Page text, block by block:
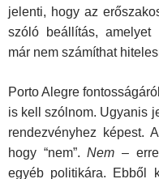
jelenti, hogy az
szóló beállítás, amelyet
már nem számíthat
Porto Alegre
is kell szólnom. Ugyanis
rendezvényhez képest.
hogy “nem”.Nem –
egyéb politikára. Ebből